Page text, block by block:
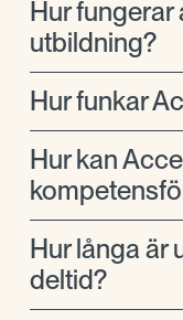
Hur
utbildning?
Hur funkar
Hur kan
Hur långa är
deltid?